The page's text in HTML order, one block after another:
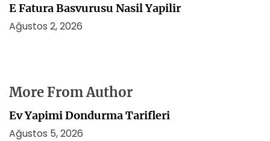
E Fatura Basvurusu Nasil Yapilir
Ağustos 2, 2026
More From Author
Ev Yapimi Dondurma Tarifleri
Ağustos 5, 2026